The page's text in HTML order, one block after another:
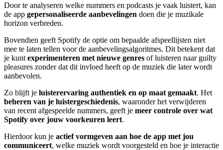
Door te analyseren welke nummers en podcasts je vaak luistert, kan
de app gepersonaliseerde aanbevelingen doen die je muzikale
horizon verbreden.
Bovendien geeft Spotify de optie om bepaalde afspeellijsten niet
mee te laten tellen voor de aanbevelingsalgoritmes. Dit betekent dat
je kunt experimenteren met nieuwe genres of luisteren naar guilty
pleasures zonder dat dit invloed heeft op de muziek die later wordt
aanbevolen.
Zo blijft je luisterervaring authentiek en op maat gemaakt. Het
beheren van je luistergeschiedenis, waaronder het verwijderen
van recent afgespeelde nummers, geeft je meer controle over wat
Spotify over jouw voorkeuren leert.
Hierdoor kun je actief vormgeven aan hoe de app met jou
communiceert, welke muziek wordt voorgesteld en hoe je interactie